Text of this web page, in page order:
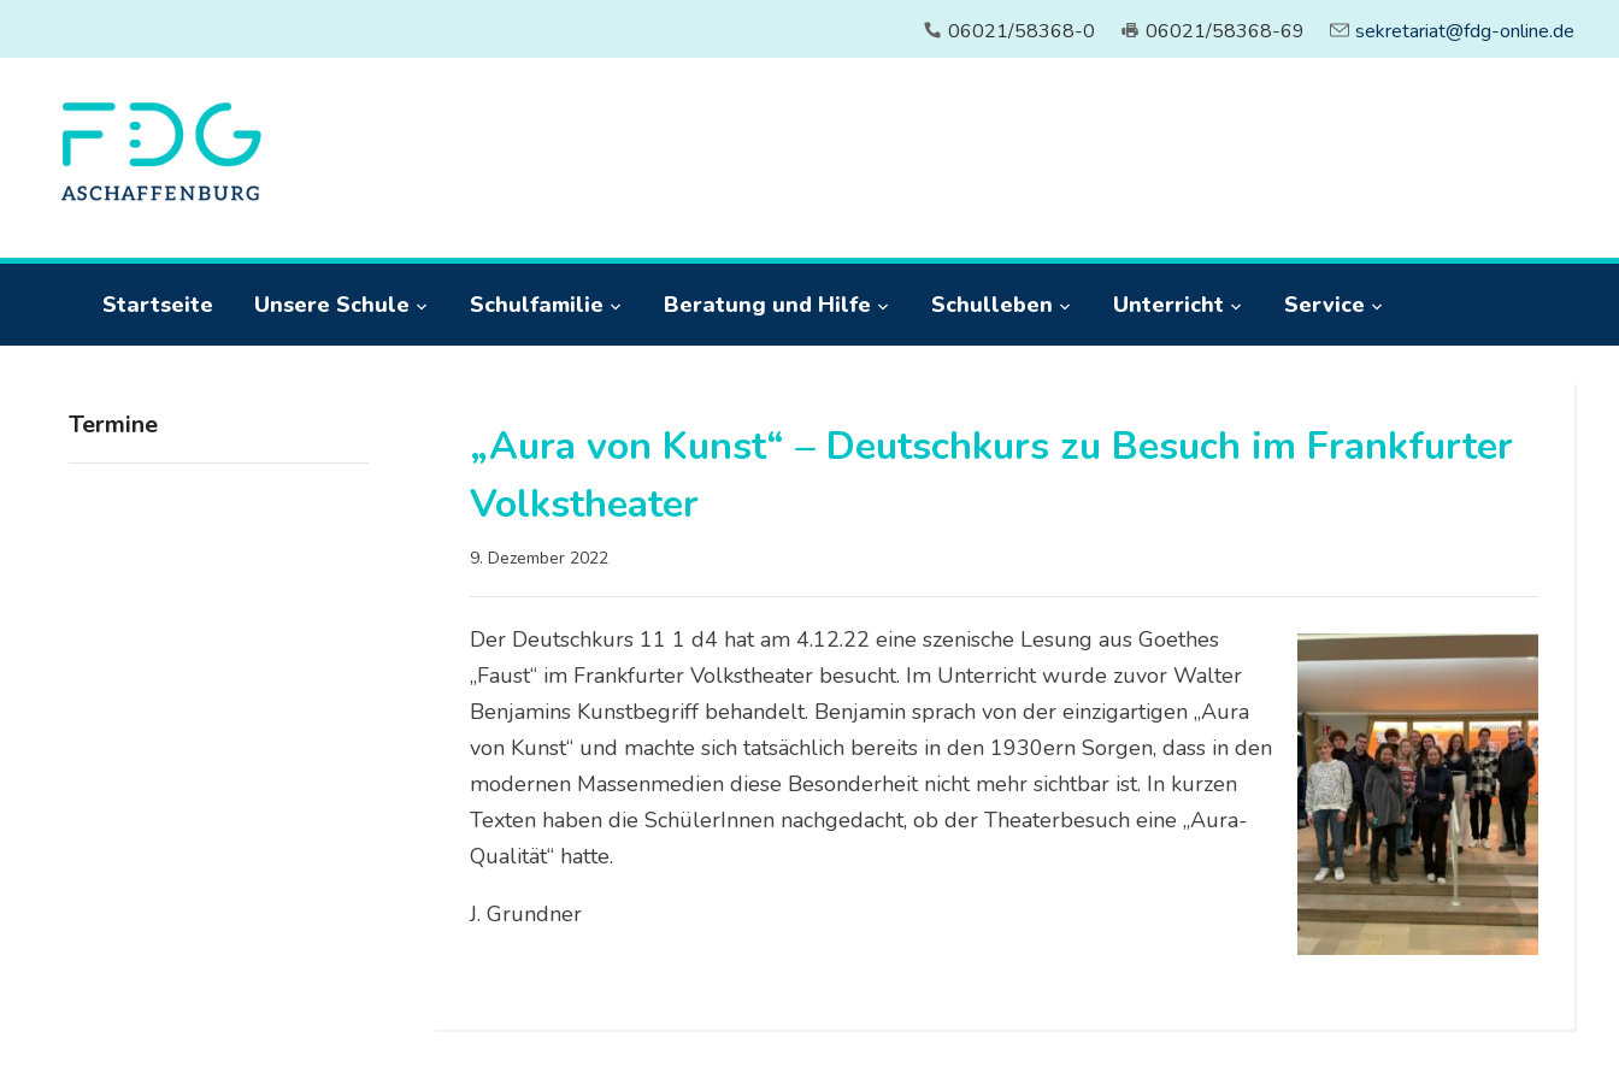
06021/58368-0 06021/58368-69 sekretariat@fdg-online.de
Startseite Unsere Schule Schulfamilie Beratung und Hilfe Schulleben Unterricht Service
Termine
„Aura von Kunst“ – Deutschkurs zu Besuch im Frankfurter
Volkstheater
9. Dezember 2022
Der Deutschkurs 11 1 d4 hat am 4.12.22 eine szenische Lesung aus Goethes
„Faust“ im Frankfurter Volkstheater besucht. Im Unterricht wurde zuvor Walter
Benjamins Kunstbegriff behandelt. Benjamin sprach von der einzigartigen „Aura
von Kunst“ und machte sich tatsächlich bereits in den 1930ern Sorgen, dass in den
modernen Massenmedien diese Besonderheit nicht mehr sichtbar ist. In kurzen
Texten haben die SchülerInnen nachgedacht, ob der Theaterbesuch eine „Aura-
Qualität“ hatte.
J. Grundner